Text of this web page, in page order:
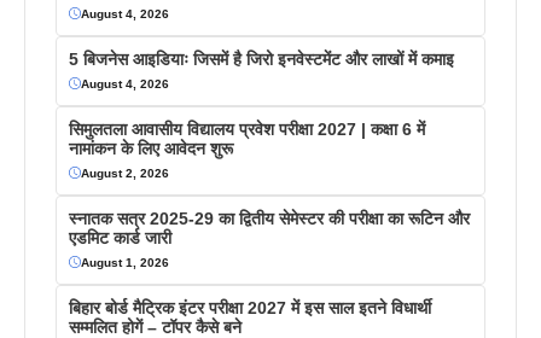
August 4, 2026
5 बिजनेस आइडियाः जिसमें है जिरो इनवेस्टमेंट और लाखों में कमाइ
August 4, 2026
सिमुलतला आवासीय विद्यालय प्रवेश परीक्षा 2027 | कक्षा 6 में
नामांकन के लिए आवेदन शुरू
August 2, 2026
स्नातक सत्र 2025-29 का द्वितीय सेमेस्टर की परीक्षा का रूटिन और
एडमिट कार्ड जारी
August 1, 2026
बिहार बोर्ड मैट्रिक इंटर परीक्षा 2027 में इस साल इतने विधार्थी
सम्मलित होगें – टॉपर कैसे बने